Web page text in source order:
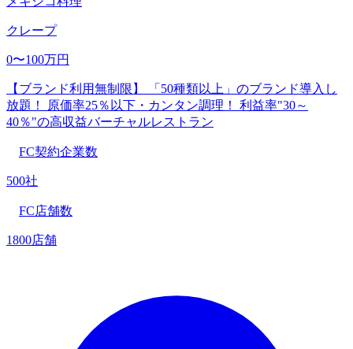
クレープ
0〜100万円
【ブランド利用無制限】 「50種類以上」のブランド導入し
放題！ 原価率25％以下・カンタン調理！ 利益率"30～
40％"の高収益バーチャルレストラン
FC契約企業数
500社
FC店舗数
1800店舗